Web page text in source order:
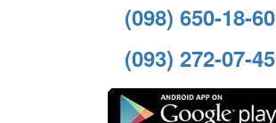
(098) 650-18-60
(093) 272-07-45